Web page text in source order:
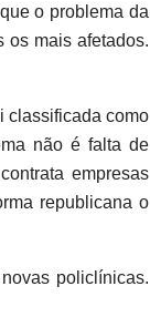
o problema da
os mais afetados.
classificada como
não é falta de
empresas
republicana o
policlínicas.